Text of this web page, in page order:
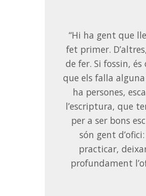
“Hi ha gent que
fet primer.
de fer. Si fossin, és
que els falla
ha persones,
l’escriptura, que
per a ser bons
són gent
practicar,
profundament